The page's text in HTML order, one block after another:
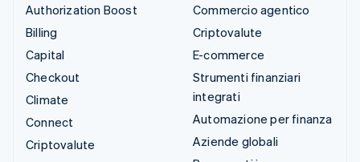
Authorization Boost
Billing
Capital
Checkout
Climate
Connect
Criptovalute
Commercio agentico
Criptovalute
E-commerce
Strumenti finanziari
integrati
Automazione per finanza
Aziende globali